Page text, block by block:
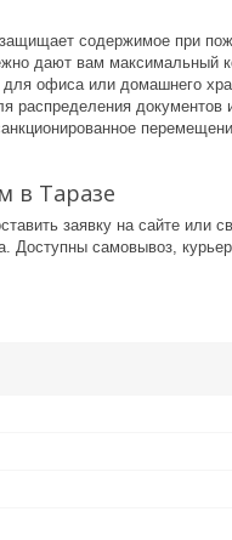
содержимое при
дают вам максимальный
офиса или домашнего
распределения документов
в Таразе
заявку на сайте
Доступны самовывоз,